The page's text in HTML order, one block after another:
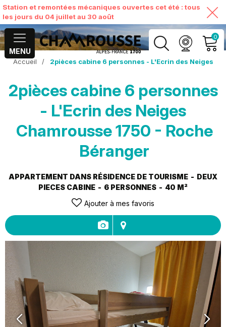
Station et remontées mécaniques ouvertes cet été : tous
les jours du 04 juillet au 30 août
MENU
0
MON COMPTE
VOIR MON PANIER
Accueil / 2pièces cabine 6 personnes - L'Ecrin des Neiges
2pièces cabine 6 personnes
- L'Ecrin des Neiges
Chamrousse 1750 - Roche
Béranger
APPARTEMENT DANS RÉSIDENCE DE TOURISME
DEUX
PIECES CABINE
6 PERSONNES 40 M²
Ajouter à mes favoris